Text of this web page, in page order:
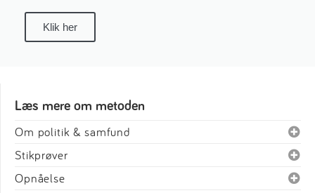
Klik her
Læs mere om metoden
Om politik & samfund
Stikprøver
Opnåelse